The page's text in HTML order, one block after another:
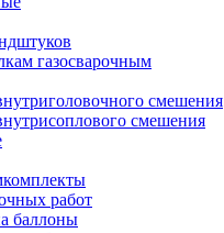
газосварочным
смешения
смешения
работ
баллоны